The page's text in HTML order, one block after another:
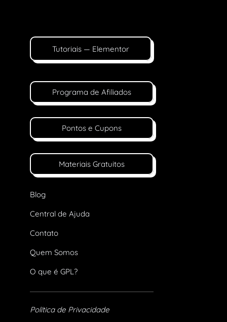
Tutoriais — Elementor
Programa de Afiliados
Pontos e Cupons
Materiais Gratuitos
Blog
Central de Ajuda
Contato
Quem Somos
O que é GPL?
Política de Privacidade